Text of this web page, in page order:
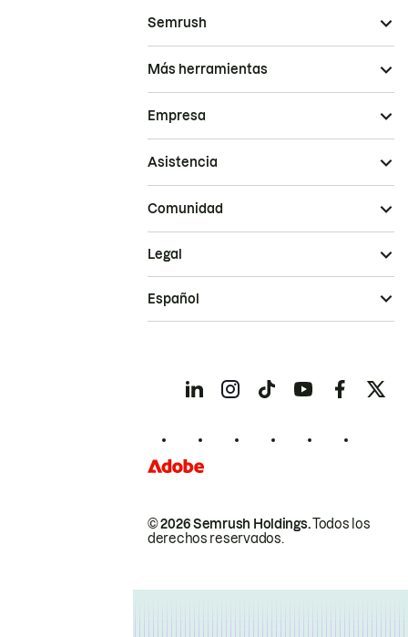
Semrush
Más herramientas
Empresa
Asistencia
Comunidad
© 2026 Semrush Holdings.Todos los
derechos reservados.
Legal
Español